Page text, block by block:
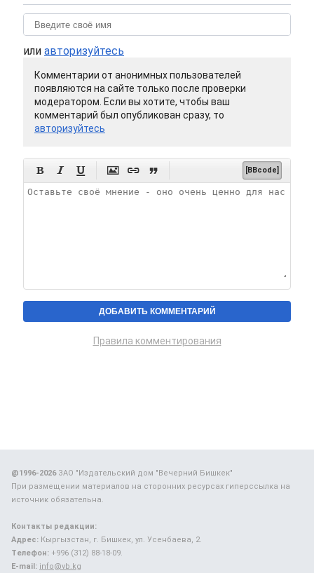
или авторизуйтесь
Комментарии от анонимных пользователей
появляются на сайте только после проверки
модератором. Если вы хотите, чтобы ваш
комментарий был опубликован сразу, то
авторизуйтесь
      [BBcode]
Правила комментирования
@1996-2026ЗАО "Издательский дом "Вечерний Бишкек"
При размещении материалов на сторонних ресурсах гиперссылка на
источник обязательна.
Контакты редакции:
Адрес: Кыргызстан, г. Бишкек, ул. Усенбаева, 2.
Телефон: +996 (312) 88-18-09.
E-mail: info@vb.kg